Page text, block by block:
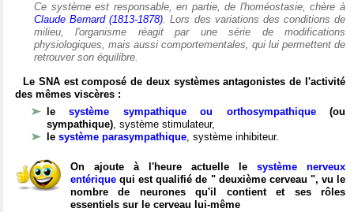
Ce système est responsable, en partie, de l'homéostasie, chère à
Claude Bernard (1813-1878). Lors des variations des conditions de
milieu, l'organisme réagit par une série de modifications
physiologiques, mais aussi comportementales, qui lui permettent de
retrouver son équilibre.
Le SNA est composé de deux systèmes antagonistes de l'activité
des mêmes viscères :
lesystème sympathique ou orthosympathique(ou
sympathique), système stimulateur,
le système parasympathique, système inhibiteur.
On ajoute à l'heure actuelle le système nerveux
entérique qui est qualifié de " deuxième cerveau ", vu le
nombre de neurones qu'il contient et ses rôles
essentiels sur le cerveau lui-même